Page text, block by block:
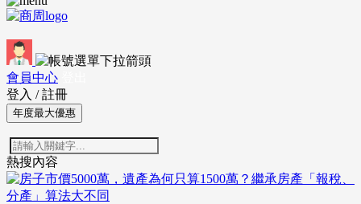
會員中心
登入 / 註冊
年度最大優惠
熱搜內容